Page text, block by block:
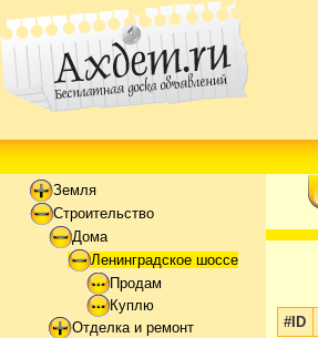
Земля
Строительство
Дома
Ленинградское шоссе
Продам
Куплю
Отделка и ремонт
#ID